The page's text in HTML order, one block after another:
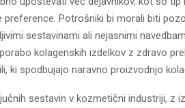
Potrošniki bi morali biti
sestavinami ali nejasnimi
kolagenskih izdelkov z zdravo
ki spodbujajo naravno proizvodnjo
sestavin v kozmetični industriji, z